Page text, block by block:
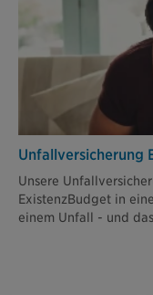
Unfallversicherung
Unsere
ExistenzBudget in
einem Unfall - und